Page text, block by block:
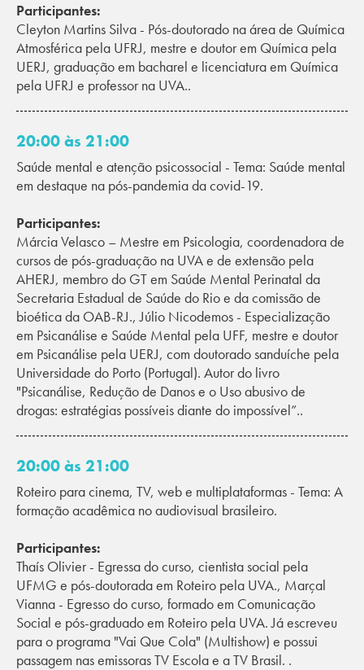
Participantes:
Cleyton Martins Silva - Pós-doutorado na área de Química
Atmosférica pela UFRJ, mestre e doutor em Química pela
UERJ, graduação em bacharel e licenciatura em Química
pela UFRJ e professor na UVA..
20:00 às 21:00
Saúde mental e atenção psicossocial - Tema: Saúde mental
em destaque na pós-pandemia da covid-19.
Participantes:
Márcia Velasco – Mestre em Psicologia, coordenadora de
cursos de pós-graduação na UVA e de extensão pela
AHERJ, membro do GT em Saúde Mental Perinatal da
Secretaria Estadual de Saúde do Rio e da comissão de
bioética da OAB-RJ., Júlio Nicodemos - Especialização
em Psicanálise e Saúde Mental pela UFF, mestre e doutor
em Psicanálise pela UERJ, com doutorado sanduíche pela
Universidade do Porto (Portugal). Autor do livro
"Psicanálise, Redução de Danos e o Uso abusivo de
drogas: estratégias possíveis diante do impossível”..
20:00 às 21:00
Roteiro para cinema, TV, web e multiplataformas - Tema: A
formação acadêmica no audiovisual brasileiro.
Participantes:
Thaís Olivier - Egressa do curso, cientista social pela
UFMG e pós-doutorada em Roteiro pela UVA., Marçal
Vianna - Egresso do curso, formado em Comunicação
Social e pós-graduado em Roteiro pela UVA. Já escreveu
para o programa "Vai Que Cola" (Multishow) e possui
passagem nas emissoras TV Escola e a TV Brasil. .